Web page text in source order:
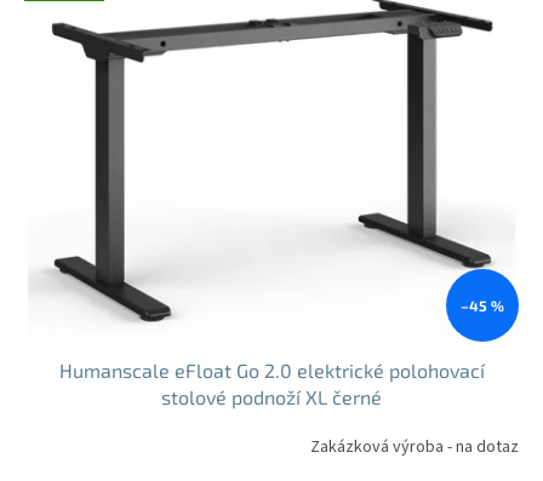
–45 %
Humanscale eFloat Go 2.0 elektrické polohovací
stolové podnoží XL černé
Zakázková výroba - na dotaz